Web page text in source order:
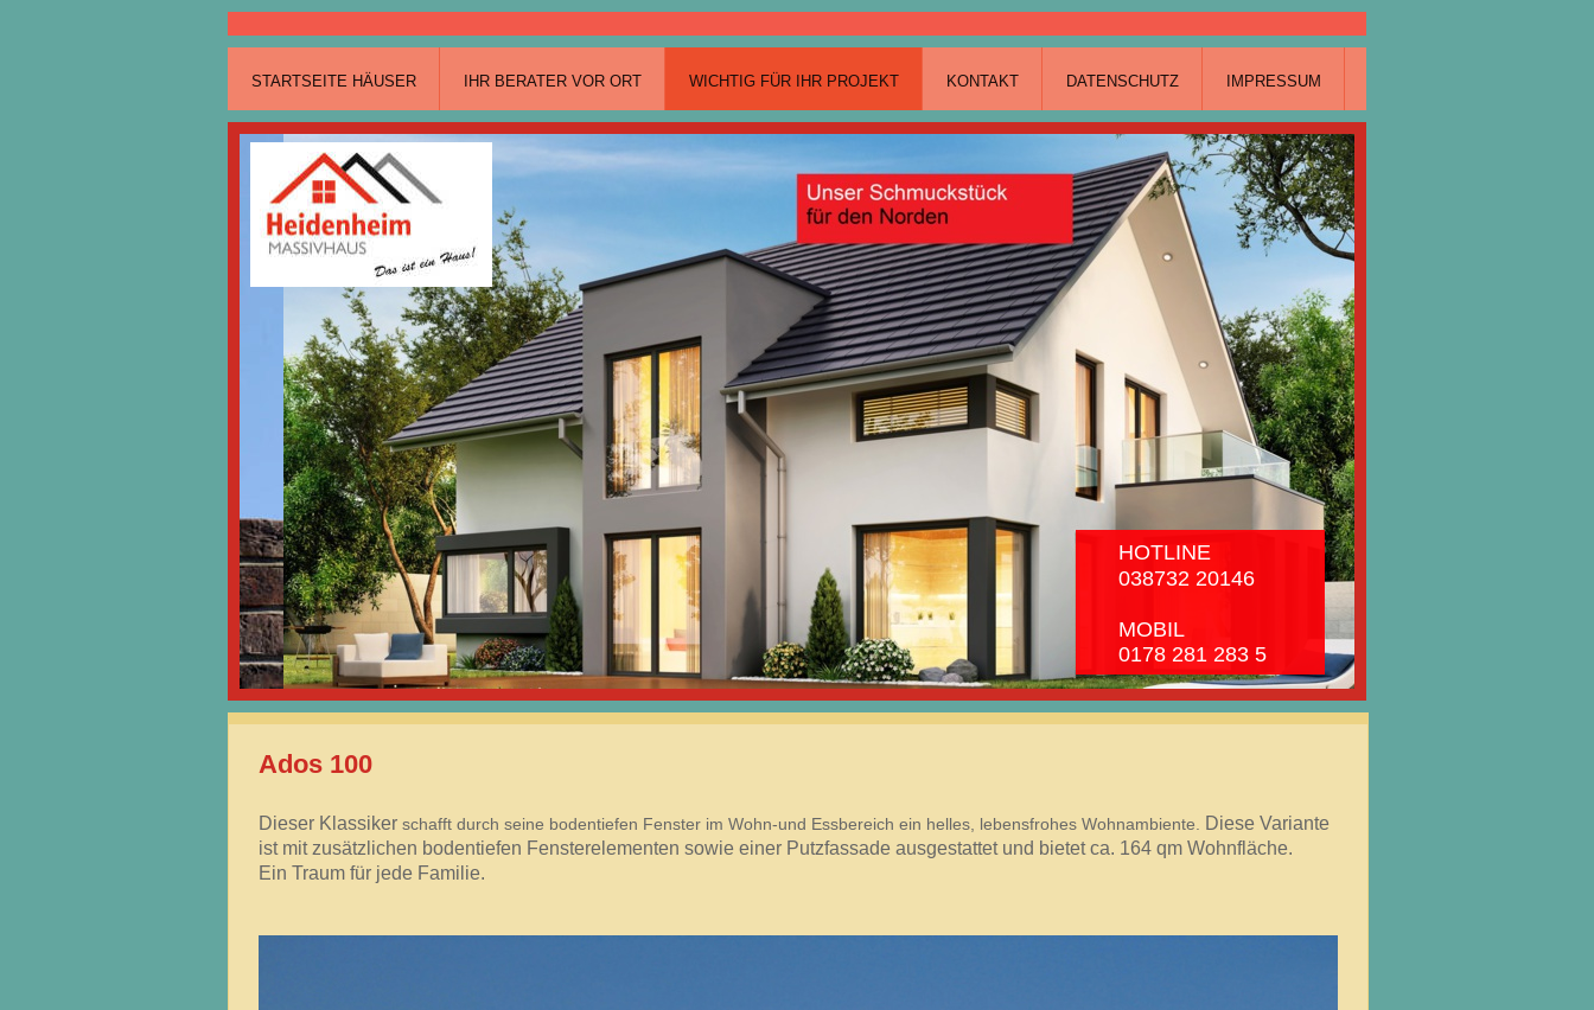
STARTSEITE HÄUSER IHR BERATER VOR ORT WICHTIG FÜR IHR PROJEKT KONTAKT DATENSCHUTZ IMPRESSUM
HOTLINE
038732 20146
MOBIL
0178 281 283 5
Ados 100
Dieser Klassiker schafft durch seine bodentiefen Fenster im Wohn-und Essbereich ein helles, lebensfrohes Wohnambiente.
Diese Variante
ist mit zusätzlichen bodentiefen Fensterelementen sowie einer Putzfassade ausgestattet und bietet ca. 164 qm Wohnfläche.
Ein Traum für jede Familie.